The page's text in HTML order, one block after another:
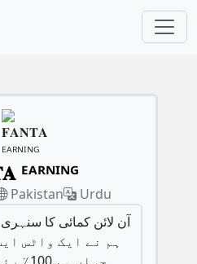
ᴱᴬᴿᴺᴵᴺᴳ
Pakistan
Urdu
ہم نے ایک واٹس
جہاں